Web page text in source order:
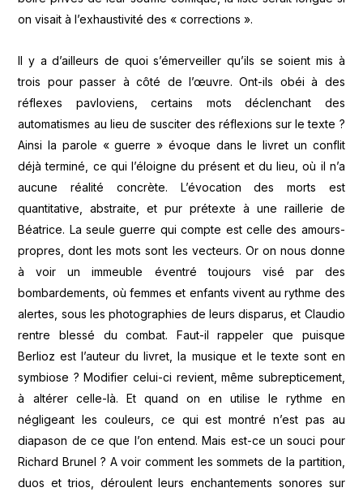
on visait à l’exhaustivité des « corrections ».
Il y a d’ailleurs de quoi s’émerveiller qu’ils se soient mis à
trois pour passer à côté de l’œuvre. Ont-ils obéi à des
réflexes pavloviens, certains mots déclenchant des
automatismes au lieu de susciter des réflexions sur le texte ?
Ainsi la parole « guerre » évoque dans le livret un conflit
déjà terminé, ce qui l’éloigne du présent et du lieu, où il n’a
aucune réalité concrète. L’évocation des morts est
quantitative, abstraite, et pur prétexte à une raillerie de
Béatrice. La seule guerre qui compte est celle des amours-
propres, dont les mots sont les vecteurs. Or on nous donne
à voir un immeuble éventré toujours visé par des
bombardements, où femmes et enfants vivent au rythme des
alertes, sous les photographies de leurs disparus, et Claudio
rentre blessé du combat. Faut-il rappeler que puisque
Berlioz est l’auteur du livret, la musique et le texte sont en
symbiose ? Modifier celui-ci revient, même subrepticement,
à altérer celle-là. Et quand on en utilise le rythme en
négligeant les couleurs, ce qui est montré n’est pas au
diapason de ce que l’on entend. Mais est-ce un souci pour
Richard Brunel ? A voir comment les sommets de la partition,
duos et trios, déroulent leurs enchantements sonores sur